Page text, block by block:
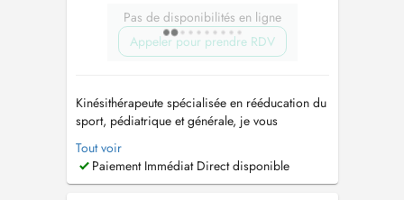
Pas de disponibilités en ligne
Appeler pour prendre RDV
Kinésithérapeute spécialisée en rééducation du
sport, pédiatrique et générale, je vous
douleurs aiguës et chroniques, des blessures
traumatiques, ainsi que dans la rééducation
Tout voir
Paiement Immédiat Direct disponible